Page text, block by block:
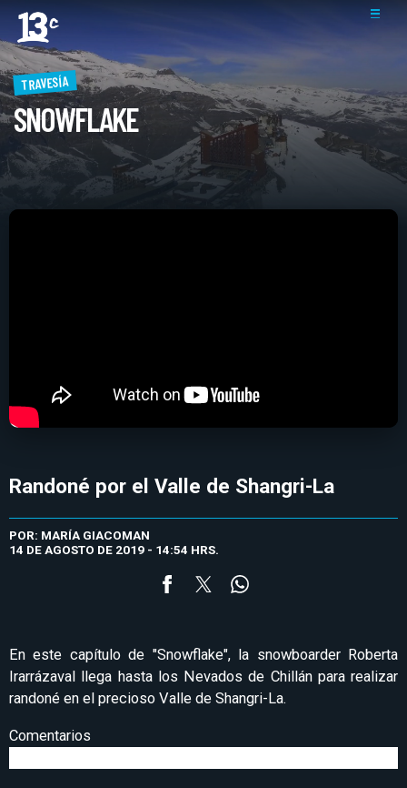
TRAVESÍA
SNOWFLAKE
Randoné por el Valle de Shangri-La
POR: MARÍA GIACOMAN
14 DE AGOSTO DE 2019 - 14:54 HRS.
En este capítulo de "Snowflake", la snowboarder Roberta
Irarrázaval llega hasta los Nevados de Chillán para realizar
randoné en el precioso Valle de Shangri-La.
Comentarios